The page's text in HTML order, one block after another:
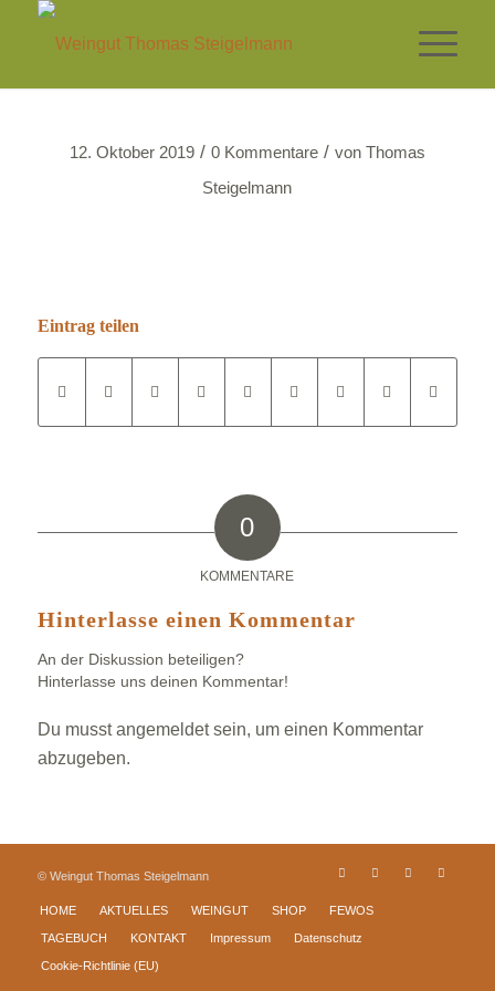
12. Oktober 2019 / 0 Kommentare / von Thomas
Steigelmann
Eintrag teilen
0
KOMMENTARE
Hinterlasse einen Kommentar
An der Diskussion beteiligen?
Hinterlasse uns deinen Kommentar!
Du musstangemeldetsein, um einen Kommentar
abzugeben.
© Weingut Thomas Steigelmann
HOME AKTUELLES WEINGUT SHOP FEWOS
TAGEBUCH KONTAKT Impressum Datenschutz
Cookie-Richtlinie (EU)